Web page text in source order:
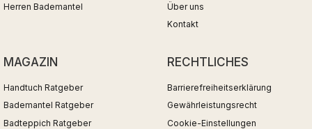
Herren Bademantel
Über uns
Kontakt
MAGAZIN
Handtuch Ratgeber
Bademantel Ratgeber
Badteppich Ratgeber
RECHTLICHES
Barrierefreiheitserklärung
Gewährleistungsrecht
Cookie-Einstellungen